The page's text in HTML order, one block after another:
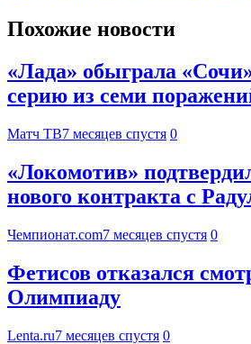
Похожие новости
«Лада» обыграла
серию из семи
Матч ТВ7 месяцев спустя 0
«Локомотив»
нового контракта с
Чемпионат.com7 месяцев спустя 0
Фетисов отказался
Олимпиаду
Lenta.ru7 месяцев спустя 0